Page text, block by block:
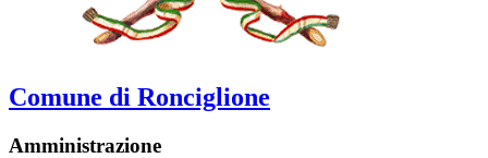
Comune di Ronciglione
Amministrazione